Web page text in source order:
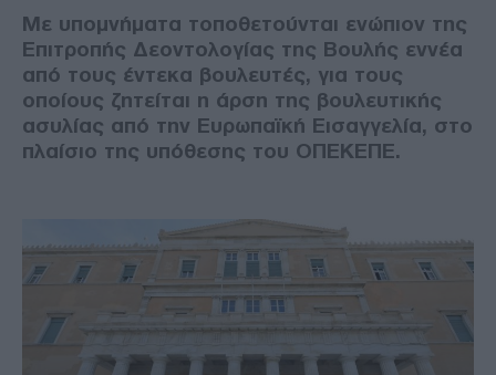
Με υπομνήματα τοποθετούνται ενώπιον της
Επιτροπής Δεοντολογίας της Βουλής εννέα
από τους έντεκα βουλευτές, για τους
οποίους ζητείται η άρση της βουλευτικής
ασυλίας από την Ευρωπαϊκή Εισαγγελία, στο
πλαίσιο της υπόθεσης του ΟΠΕΚΕΠΕ.